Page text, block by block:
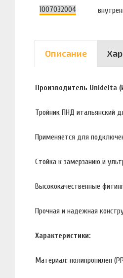
1007032004
Описание
Производитель Unidelta
Тройник ПНД итальянский
Применяется для
Стойка к замерзанию и
Высококачественные
Прочная и надежная
Характеристики:
Материал: полипропилен